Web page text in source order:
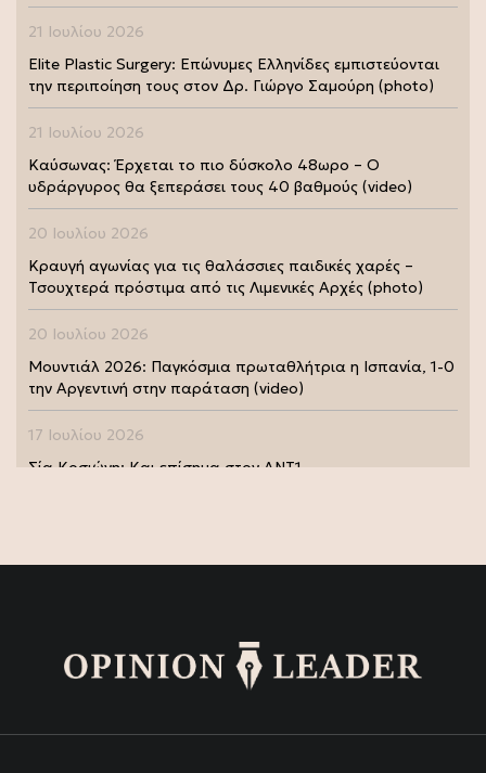
21 Ιουλίου 2026
Elite Plastic Surgery: Επώνυμες Ελληνίδες εμπιστεύονται
την περιποίηση τους στον Δρ. Γιώργο Σαμούρη (photo)
21 Ιουλίου 2026
Καύσωνας: Έρχεται το πιο δύσκολο 48ωρο – Ο
υδράργυρος θα ξεπεράσει τους 40 βαθμούς (video)
20 Ιουλίου 2026
Κραυγή αγωνίας για τις θαλάσσιες παιδικές χαρές –
Τσουχτερά πρόστιμα από τις Λιμενικές Αρχές (photo)
20 Ιουλίου 2026
Μουντιάλ 2026: Παγκόσμια πρωταθλήτρια η Ισπανία, 1-0
την Αργεντινή στην παράταση (video)
17 Ιουλίου 2026
Σία Κοσιώνη: Και επίσημα στον ΑΝΤ1
της Μάρως Κοντού (photo)
Μάρω Κοντού: Πέθανε η σπουδαία ηθοποιός (video)